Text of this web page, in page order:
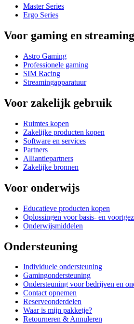
Master Series
Ergo Series
Voor gaming en streaming
Astro Gaming
Professionele gaming
SIM Racing
Streamingapparatuur
Voor zakelijk gebruik
Ruimtes kopen
Zakelijke producten kopen
Software en services
Partners
Alliantiepartners
Zakelijke bronnen
Voor onderwijs
Educatieve producten kopen
Oplossingen voor basis- en
Onderwijsmiddelen
Ondersteuning
Individuele ondersteuning
Gamingondersteuning
Ondersteuning voor bedrijven en
Contact opnemen
Reserveonderdelen
Waar is mijn pakketje?
Retourneren & Annuleren